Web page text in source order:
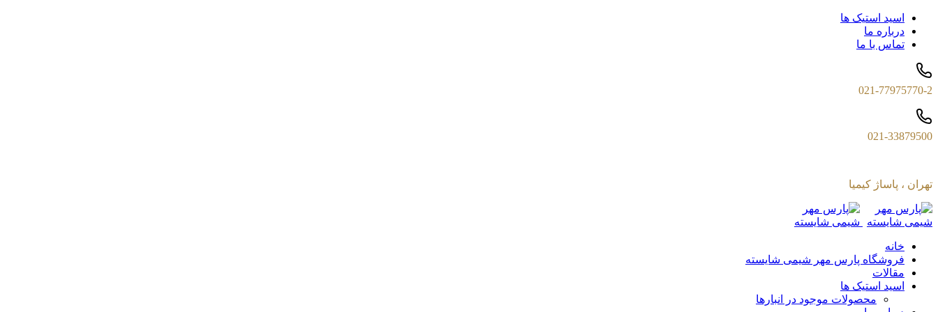
اسید استیک ها
درباره ما
تماس با ما
021-77975770-2
021-33879500
تهران ، پاساژ کیمیا
خانه
فروشگاه پارس مهر شیمی شایسته
مقالات
اسید استیک ها
محصولات موجود در انبارها